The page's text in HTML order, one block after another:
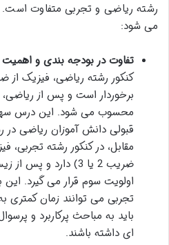
رشته ریاضی و تجربی متفاوت است.
می شود:
تفاوت در بودجه بندی و
برخوردار است و پس از
محسوب می شود. این درس
قبولی دانش آموزان ریاضی در
مقابل، در کنکور رشته تجربی،
ضریب 2 یا 3) دارد و
اولویت سوم قرار می گیرد.
تجربی می توانند زمان کمتری
باید به مباحث پرکاربرد و
ای داشته باشند.